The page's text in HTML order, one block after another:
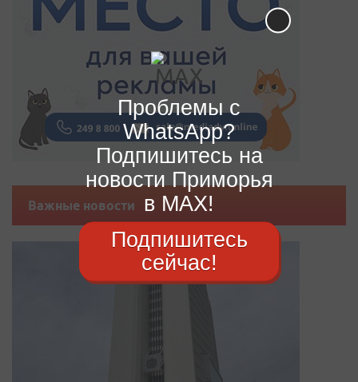
Важные новости
Проблемы с
WhatsApp?
Подпишитесь на
новости Приморья
в MAX!
Подпишитесь
сейчас!